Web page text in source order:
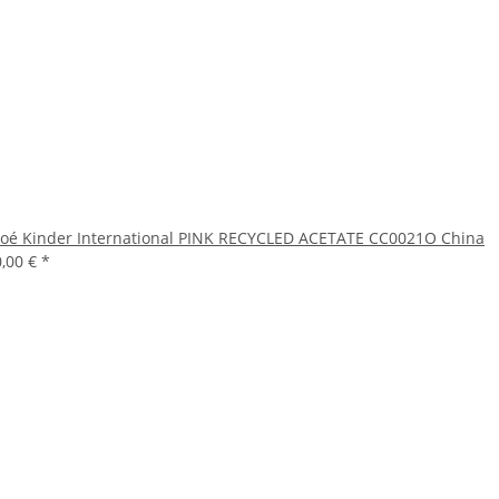
Kinder International PINK RECYCLED ACETATE CC0021O China
€ *